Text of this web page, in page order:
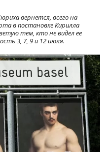
вернется, всего на
в постановке Кирилла
тем, кто не видел ее
3, 7, 9 и 12 июля.